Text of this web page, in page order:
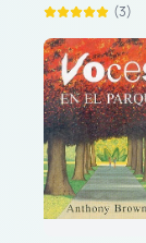
(3)